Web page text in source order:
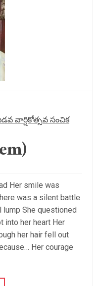
వార్షికోత్సవ సంచిక
Her smile was
was a silent battle
She questioned
into her heart Her
her hair fell out
Her courage